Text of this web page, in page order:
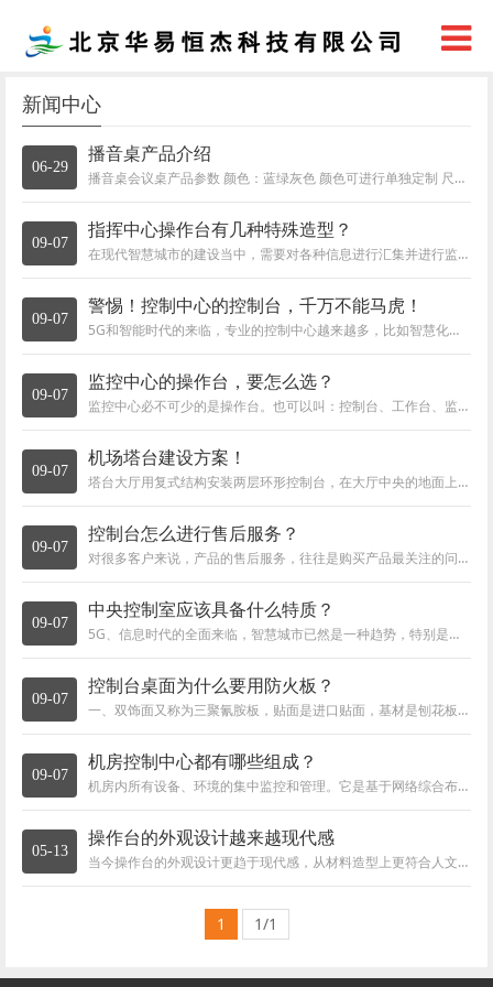
新闻中心
06-29
播音桌产品介绍
播音桌会议桌产品参数 颜色：蓝绿灰色 颜色可进行单独定制 尺寸：2000mm*800mm*800mm (长，宽 高） 尺寸可进行单独定制，定制产品需延长7-10个工作日
09-07
指挥中心操作台有几种特殊造型？
在现代智慧城市的建设当中，需要对各种信息进行汇集并进行监控和统一指挥调度，以增加系统的稳定性和运行效率，这就需要建立互联的监控指挥中
09-07
警惕！控制中心的控制台，千万不能马虎！
5G和智能时代的来临，专业的控制中心越来越多，比如智慧化的交通调度中心、监控中心、指挥大厅等等。控制中心囊括了智慧城市的每一处角落，为建
09-07
监控中心的操作台，要怎么选？
监控中心必不可少的是操作台。也可以叫：控制台、工作台、监控台、监控工作台、监控操作台、平台式操作台等。接下来由KESINO科思诺的小编来给大
09-07
机场塔台建设方案！
塔台大厅用复式结构安装两层环形控制台，在大厅中央的地面上安装机场沙盘。在大厅顶部安装多组投影仪，把所有飞机的实时位置投射到机场沙盘上
09-07
控制台怎么进行售后服务？
对很多客户来说，产品的售后服务，往往是购买产品最关注的问题。如何保障产品在使用过程中，得到应有的保障服务和技术支持。那么，在指挥中心
09-07
中央控制室应该具备什么特质？
5G、信息时代的全面来临，智慧城市已然是一种趋势，特别是疫情的到来，加速了智慧化、智能化的城市发展，二维码已经深入到千家万户的生活当中，
09-07
控制台桌面为什么要用防火板？
一、双饰面又称为三聚氰胺板，贴面是进口贴面，基材是刨花板，这种结构的板材叫做双饰面板。首先，强调贴面为进口贴面，基材是国产刨花板。吉
09-07
机房控制中心都有哪些组成？
机房内所有设备、环境的集中监控和管理。它是基于网络综合布线系统，采用分布式监控将监控主机置于机房监控室、运行监控软件，并通过统一的界
05-13
操作台的外观设计越来越现代感
当今操作台的外观设计更趋于现代感，从材料造型上更符合人文工业设计的概念，从而更能使用户得到美学和功能上的双重享受。操作台面板颜色的搭
1 1/1